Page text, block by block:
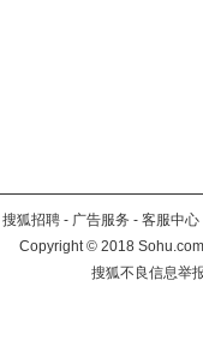
搜狐招聘 - 广告服务 - 客服中心
Copyright©2018
搜狐不良信息举